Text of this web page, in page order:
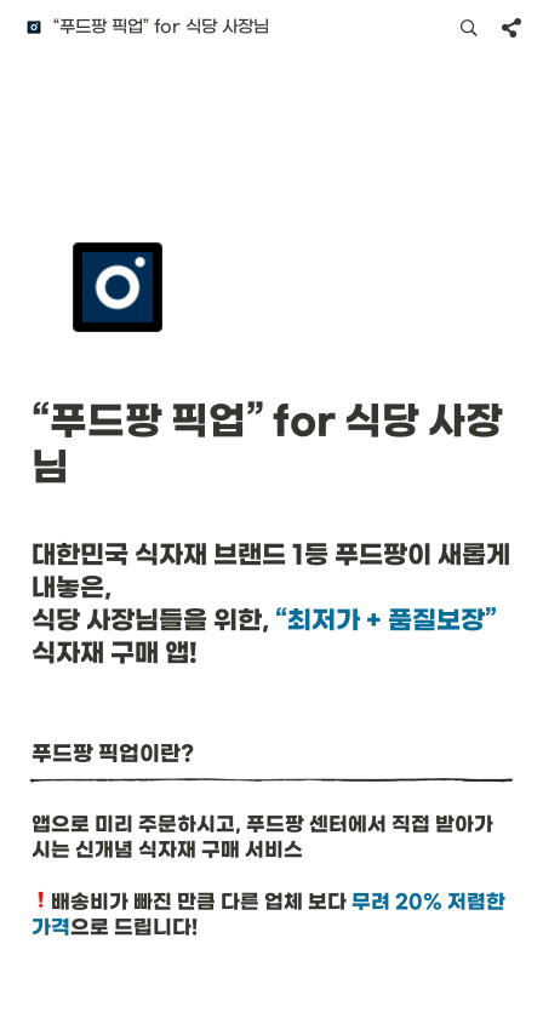
“푸드팡 픽업” for 식당 사장님
“푸드팡 픽업” for 식당 사장
님
대한민국 식자재 브랜드 1등 푸드팡이 새롭게
내놓은,
식당 사장님들을 위한, “최저가 + 품질보장”
식자재 구매 앱!
푸드팡 픽업이란?
앱으로 미리 주문하시고, 푸드팡 센터에서 직접 받아가
시는 신개념 식자재 구매 서비스
배송비가 빠진 만큼 다른 업체 보다 무려 20% 저렴한
가격으로 드립니다!